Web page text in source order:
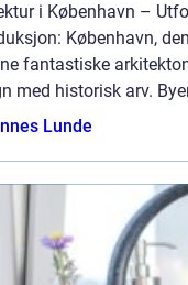
i København –
København,
fantastiske
med historisk arv.
Lunde